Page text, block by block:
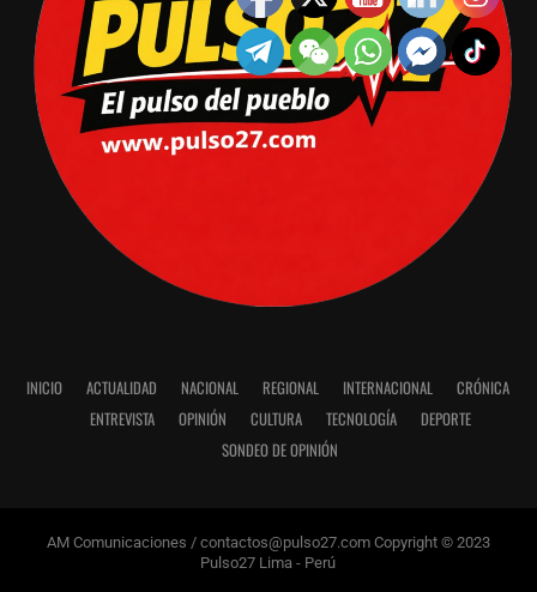
INICIO ACTUALIDAD NACIONAL REGIONAL INTERNACIONAL
CRÓNICA
ENTREVISTA
OPINIÓN CULTURA TECNOLOGÍA
DEPORTE
SONDEO DE OPINIÓN
AM Comunicaciones / contactos@pulso27.com Copyright © 2023
Pulso27 Lima - Perú